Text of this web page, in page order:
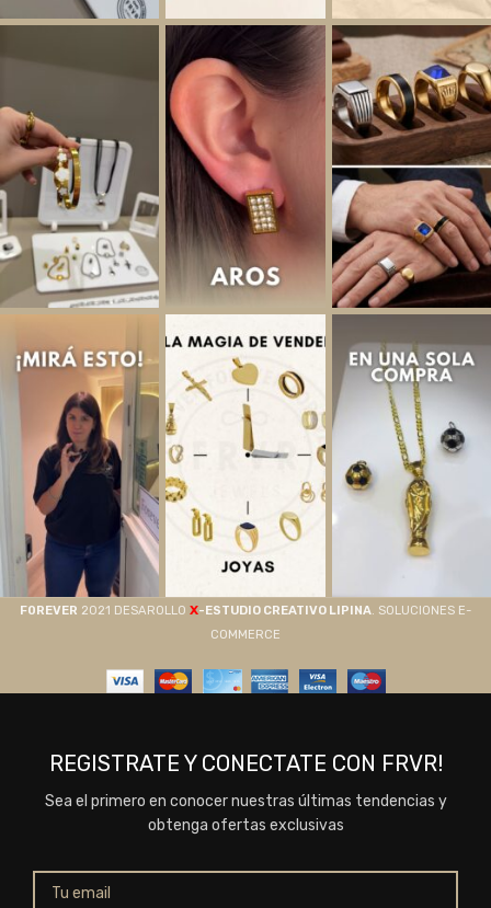
F0REVER 2021 DESAROLLO X-ESTUDIO CREATIVO LIPINA. SOLUCIONES E-
COMMERCE
REGISTRATE Y CONECTATE CON FRVR!
Sea el primero en conocer nuestras últimas tendencias y
obtenga ofertas exclusivas